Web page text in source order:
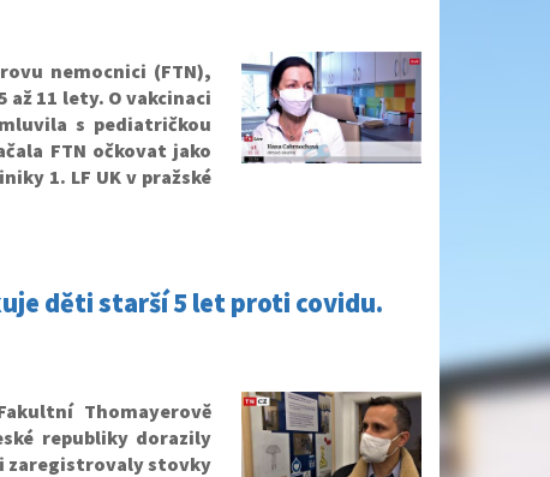
nemocnici (FTN),
11 lety. O vakcinaci
s pediatričkou
FTN očkovat jako
1. LF UK v pražské
děti starší 5 let proti covidu.
Thomayerově
republiky dorazily
zaregistrovaly stovky